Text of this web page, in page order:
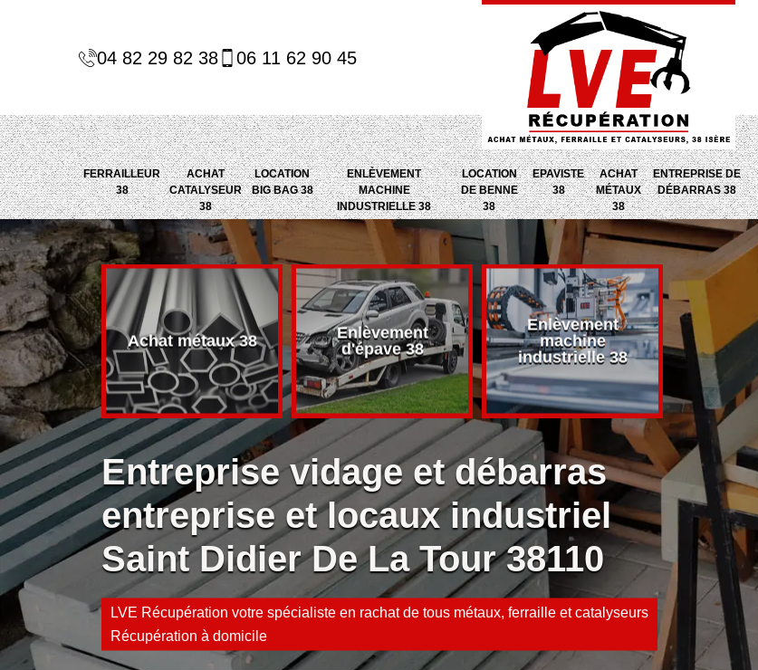
04 82 29 82 38 06 11 62 90 45
FERRAILLEUR
38
ACHAT
CATALYSEUR
38
LOCATION
BIG BAG 38
ENLÈVEMENT
MACHINE
INDUSTRIELLE 38
LOCATION
DE BENNE
38
EPAVISTE
38
ACHAT
MÉTAUX
38
ENTREPRISE DE
DÉBARRAS 38
38 Achat métaux 38
Enlèvement
d'épave 38
Enlèvement
machine
industrielle 38
Entreprise vidage et débarras
entreprise et locaux industriel
Saint Didier De La Tour 38110
LVE Récupération votre spécialiste en rachat de tous métaux, ferraille et catalyseurs
Récupération à domicile